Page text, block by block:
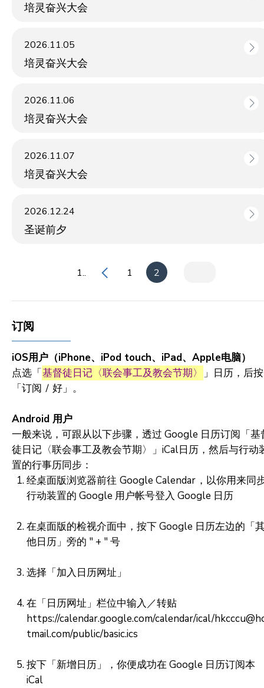
培灵奋兴大会
2026.11.05
培灵奋兴大会
2026.11.06
培灵奋兴大会
2026.11.07
培灵奋兴大会
2026.12.24
圣诞前夕
1.. 1 2
订阅
iOS用户（iPhone、iPod touch、iPad、Apple电脑）
点选「基督徒日记〈联会事工及教会节期〉
」日历，后按
「订阅 ∕ 好」。
Android 用户
一般来说，可跟从以下步骤，透过 Google 日历订阅「基
徒日记〈联会事工及教会节期〉」iCal日历，然后与行动
置的行事历同步：
经桌面版浏览器前往 Google Calendar ，以你用来同
行动装置的 Google 用户帐号登入 Google 日历
在桌面版的检视介面中，按下 Google 日历左边的「
他日历」旁的 " + " 号
选择「加入日历网址」
在「日历网址」栏位中输入／转贴
https://calendar.google.com/calendar/ical/
tmail.com/public/basic.ics
按下「新增日历」，你便成功在 Google 日历订阅本
iCal